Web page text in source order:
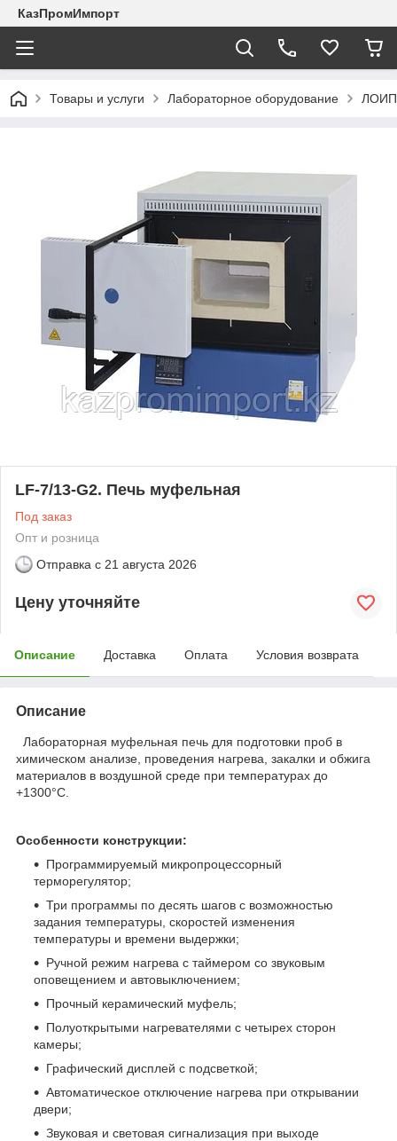
КазПромИмпорт
Товары и услуги Лабораторное оборудование ЛОИП
LF-7/13-G2. Печь муфельная
Под заказ
Опт и розница
Отправка с 21 августа 2026
Цену уточняйте
Описание Доставка Оплата Условия возврата
Описание
Лабораторная муфельная печь для подготовки проб в
химическом анализе, проведения нагрева, закалки и обжига
материалов в воздушной среде при температурах до
+1300°С.
Особенности конструкции:
Программируемый микропроцессорный
терморегулятор;
Три программы по десять шагов с возможностью
задания температуры, скоростей изменения
температуры и времени выдержки;
Ручной режим нагрева с таймером со звуковым
оповещением и автовыключением;
Прочный керамический муфель;
Полуоткрытыми нагревателями с четырех сторон
камеры;
Графический дисплей с подсветкой;
Автоматическое отключение нагрева при открывании
двери;
Звуковая и световая сигнализация при выходе